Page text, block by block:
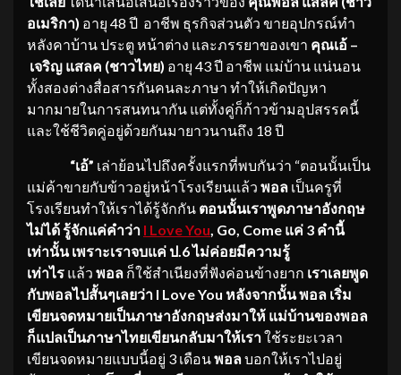
อเมริกา) อายุ 48 ปี อาชีพ ธุรกิจส่วนตัว ขายอุปกรณ์ทำ
หลังคาบ้าน ประตู หน้าต่าง และภรรยาของเขา คุณเอ้ –
เจริญ แสลค (ชาวไทย) อายุ 43 ปี อาชีพ แม่บ้าน แน่นอน
ทั้งสองต่างสื่อสารกันคนละภาษา ทำให้เกิดปัญหา
มากมายในการสนทนากัน แต่ทั้งคู่ก็ก้าวข้ามอุปสรรคนี้
และใช้ชีวิตคู่อยู่ด้วยกันมายาวนานถึง 18 ปี
“เอ้” เล่าย้อนไปถึงครั้งแรกที่พบกันว่า “ตอนนั้นเป็น
แม่ค้าขายกับข้าวอยู่หน้าโรงเรียนแล้ว พอล เป็นครูที่
โรงเรียนทำให้เราได้รู้จักกัน ตอนนั้นเราพูดภาษาอังกฤษ
ไม่ได้ รู้จักแค่คำว่า I Love You , Go, Come แค่ 3 คำนี้
เท่านั้น เพราะเราจบแค่ ป.6 ไม่ค่อยมีความรู้
เท่าไร แล้ว พอล ก็ใช้สำเนียงที่ฟังค่อนข้างยาก เราเลยพูด
กับพอลไปสั้นๆเลยว่า I Love You หลังจากนั้น พอล เริ่ม
เขียนจดหมายเป็นภาษาอังกฤษส่งมาให้ แม่บ้านของพอล
ก็แปลเป็นภาษาไทยเขียนกลับมาให้เราใช้ระยะเวลา
เขียนจดหมายแบบนี้อยู่ 3 เดือนพอลบอกให้เราไปอยู่